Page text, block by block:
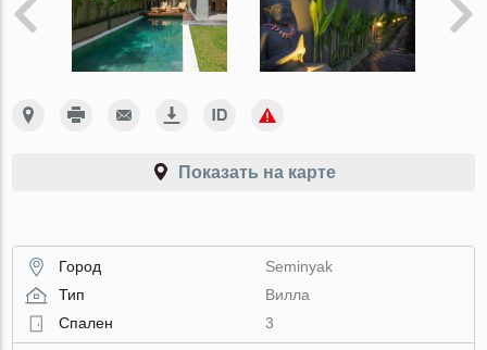
Показать на карте
Город
Seminyak
Тип
Вилла
Спален
3